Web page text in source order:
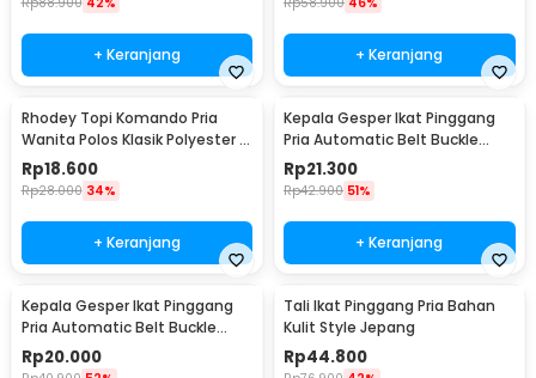
+ Keranjang + Keranjang
Rhodey Topi Komando Pria
Wanita Polos Klasik Polyester -
F314
Rp18.600
Rp28.000 34%
+ Keranjang
Kepala Gesper Ikat Pinggang
Pria Automatic Belt Buckle
Metal Model 2 - 620
Rp21.300
Rp42.900 51%
+ Keranjang
Kepala Gesper Ikat Pinggang
Pria Automatic Belt Buckle
Metal Model 4 - 620
Rp20.000
Tali Ikat Pinggang Pria Bahan
Kulit Style Jepang
Rp44.800